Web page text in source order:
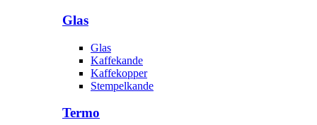
Glas
Glas
Kaffekande
Kaffekopper
Stempelkande
Termo